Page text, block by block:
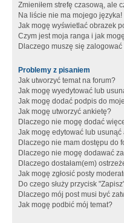
Zmieniłem strefę czasową, ale
Na liście nie ma mojego języka!
Jak mogę wyświetlać obrazek
Czym jest moja ranga i jak
Dlaczego muszę się
Problemy z pisaniem
Jak utworzyć temat na forum?
Jak mogę wyedytować lub
Jak mogę dodać podpis do
Jak mogę utworzyć ankietę?
Dlaczego nie mogę dodać
Jak mogę edytować lub usunąć
Dlaczego nie mam dostępu do
Dlaczego nie mogę dodawać
Dlaczego dostałam(em)
Jak mogę zgłosić posty
Do czego służy przycisk
Dlaczego mój post musi być
Jak mogę podbić mój temat?